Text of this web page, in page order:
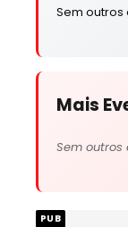
Sem outros
Mais
Sem outros
PUB